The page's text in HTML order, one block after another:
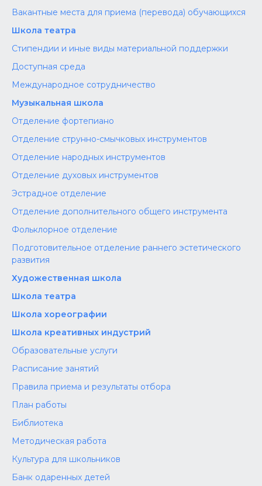
Вакантные места для приема (перевода) обучающихся
Школа театра
Стипендии и иные виды материальной поддержки
Доступная среда
Международное сотрудничество
Музыкальная школа
Отделение фортепиано
Отделение струнно-смычковых инструментов
Отделение народных инструментов
Отделение духовых инструментов
Эстрадное отделение
Отделение дополнительного общего инструмента
Фольклорное отделение
Подготовительное отделение раннего эстетического
развития
Художественная школа
Школа‌‌‌‌ театра
Школа хореографии
Школа креативных индустрий
Образовательные услуги
Расписание занятий
Правила приема и результаты отбора
План работы
Библиотека
Методическая работа
Культура для школьников
Банк одаренных детей